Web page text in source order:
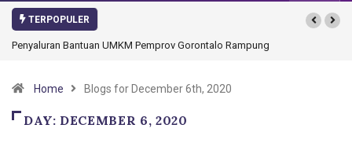
TERPOPULER
Penyaluran Bantuan UMKM Pemprov Gorontalo Rampung
Home Blogs for December 6th, 2020
DAY: DECEMBER 6, 2020